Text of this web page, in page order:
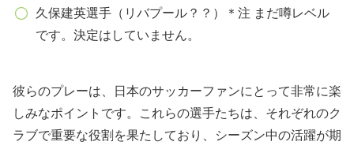
久保建英選手（リバプール？？）＊注 まだ噂レベル
です。決定はしていません。
彼らのプレーは、日本のサッカーファンにとって非常に楽
しみなポイントです。これらの選手たちは、それぞれのク
ラブで重要な役割を果たしており、シーズン中の活躍が期